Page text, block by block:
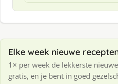
Elke week nieuwe
1× per week de lekkerste
gratis, en je bent in goed